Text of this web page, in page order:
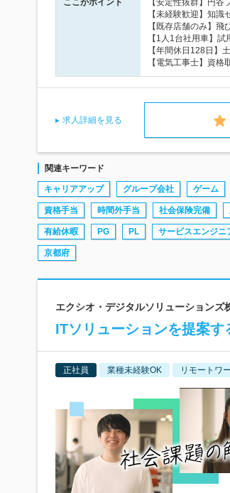
ここがポイント
【安定性抜群】円
【未経験歓迎】知
【既存店舗のみ】
【1人1台社用車】
【年間休日128日】
【電気工事士】資格
求人詳細を見る
関連キーワード
キャリアアップ グループ会社 ゲーム
資格手当 時間外手当 社会保険完備
有給休暇 PG PL サービスエンジニ
京都府
エクシオ・デジタルソリューション
ITソリューションを提案
正社員 業種未経験OK リモートワ